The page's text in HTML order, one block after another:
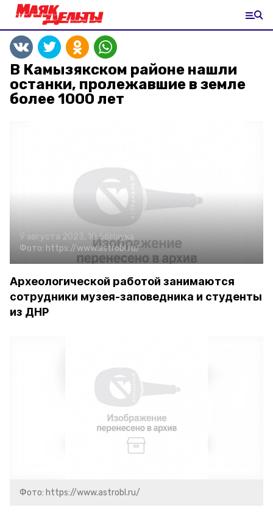
В Камызякском районе нашли
останки, пролежавшие в земле
более 1000 лет
9 августа 2023, 10:56Наука
Фото: https://www.astrobl.ru/
Археологической работой занимаются
сотрудники музея-заповедника и студенты
из ДНР
Фото: https://www.astrobl.ru/